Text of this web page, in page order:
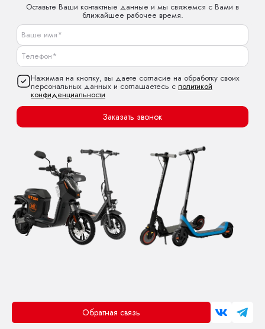
Оставьте Ваши контактные данные и мы свяжемся с Вами в
ближайшее рабочее время.
Нажимая на кнопку, вы даете согласие на обработку своих
персональных данных и соглашаетесь с политикой
конфиденциальности
Заказать звонок
Обратная связь